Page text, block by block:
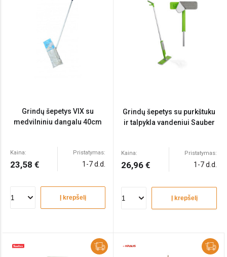
Grindų šepetys VIX su
medvilniniu dangalu 40cm
Kaina:
23,58 €
Pristatymas:
1-7 d.d.
Į krepšelį
Grindų šepetys su purkštuku
ir talpykla vandeniui Sauber
Kaina:
26,96 €
Pristatymas:
1-7 d.d.
Į krepšelį